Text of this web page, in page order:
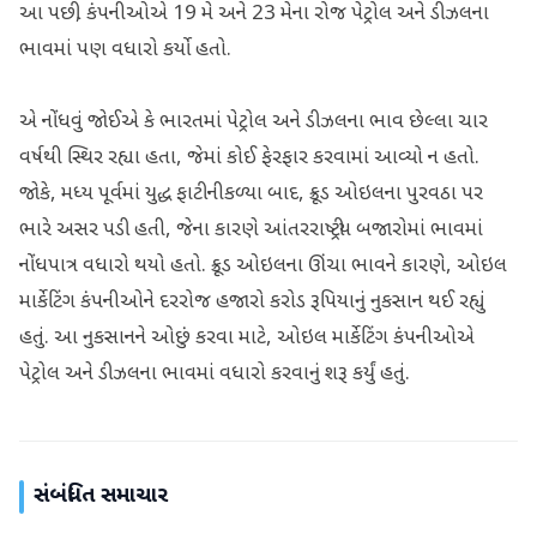
આ પછી, કંપનીઓએ 19 મે અને 23 મેના રોજ પેટ્રોલ અને ડીઝલના
ભાવમાં પણ વધારો કર્યો હતો.
એ નોંધવું જોઈએ કે ભારતમાં પેટ્રોલ અને ડીઝલના ભાવ છેલ્લા ચાર
વર્ષથી સ્થિર રહ્યા હતા, જેમાં કોઈ ફેરફાર કરવામાં આવ્યો ન હતો.
જોકે, મધ્ય પૂર્વમાં યુદ્ધ ફાટી નીકળ્યા બાદ, ક્રૂડ ઓઇલના પુરવઠા પર
ભારે અસર પડી હતી, જેના કારણે આંતરરાષ્ટ્રીય બજારોમાં ભાવમાં
નોંધપાત્ર વધારો થયો હતો. ક્રૂડ ઓઇલના ઊંચા ભાવને કારણે, ઓઇલ
માર્કેટિંગ કંપનીઓને દરરોજ હજારો કરોડ રૂપિયાનું નુકસાન થઈ રહ્યું
હતું. આ નુકસાનને ઓછું કરવા માટે, ઓઇલ માર્કેટિંગ કંપનીઓએ
પેટ્રોલ અને ડીઝલના ભાવમાં વધારો કરવાનું શરૂ કર્યું હતું.
સંબંધિત સમાચાર